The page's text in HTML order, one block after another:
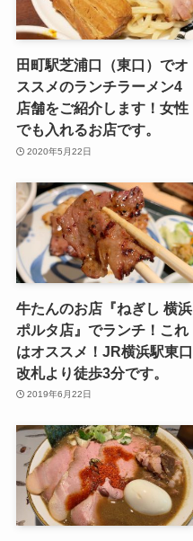
田町駅芝浦口（東口）でオ
ススメのランチラーメン4
店舗をご紹介します！女性
でも入れるお店です。
2020年5月22日
牛たんのお店『ねぎし 横浜
ポルタ店』でランチ！これ
はオススメ！JR横浜駅東口
改札より徒歩3分です。
2019年6月22日